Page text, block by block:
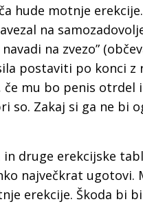
hude motnje erekcije.
na
na zvezo”
postaviti po konci z
mu bo penis otrdel
so. Zakaj si ga ne bi
druge erekcijske
največkrat ugotovi.
erekcije. Škoda bi